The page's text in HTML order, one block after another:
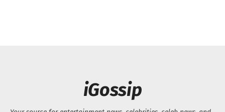
iGossip